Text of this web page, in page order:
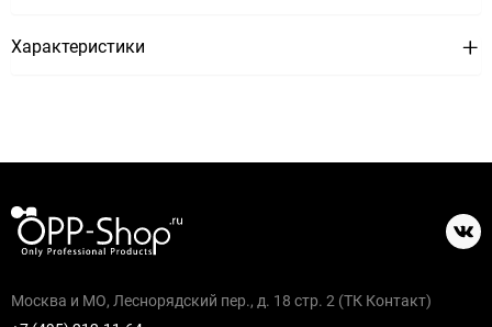
Характеристики
Москва и МО, Леснорядский пер., д. 18 стр. 2 (ТК Контакт)